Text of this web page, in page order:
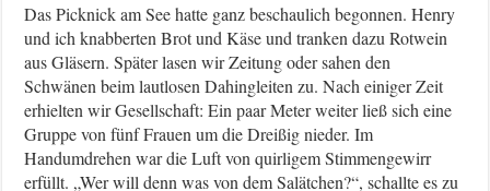
Das Picknick am See hatte ganz beschaulich begonnen. Henry
und ich knabberten Brot und Käse und tranken dazu Rotwein
aus Gläsern. Später lasen wir Zeitung oder sahen den
Schwänen beim lautlosen Dahingleiten zu. Nach einiger Zeit
erhielten wir Gesellschaft: Ein paar Meter weiter ließ sich eine
Gruppe von fünf Frauen um die Dreißig nieder. Im
Handumdrehen war die Luft von quirligem Stimmengewirr
erfüllt. „Wer will denn was von dem Salätchen?“, schallte es zu